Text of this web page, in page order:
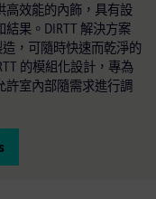
高效能的內飾，具有設
果。DIRTT 解決方案
，可隨時快速而乾淨的
的模組化設計，專為
許室內部隨需求進行調